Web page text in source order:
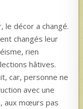
le décor a changé.
changés leur
rien
hâtives.
car, personne ne
avec une
aux mœurs pas